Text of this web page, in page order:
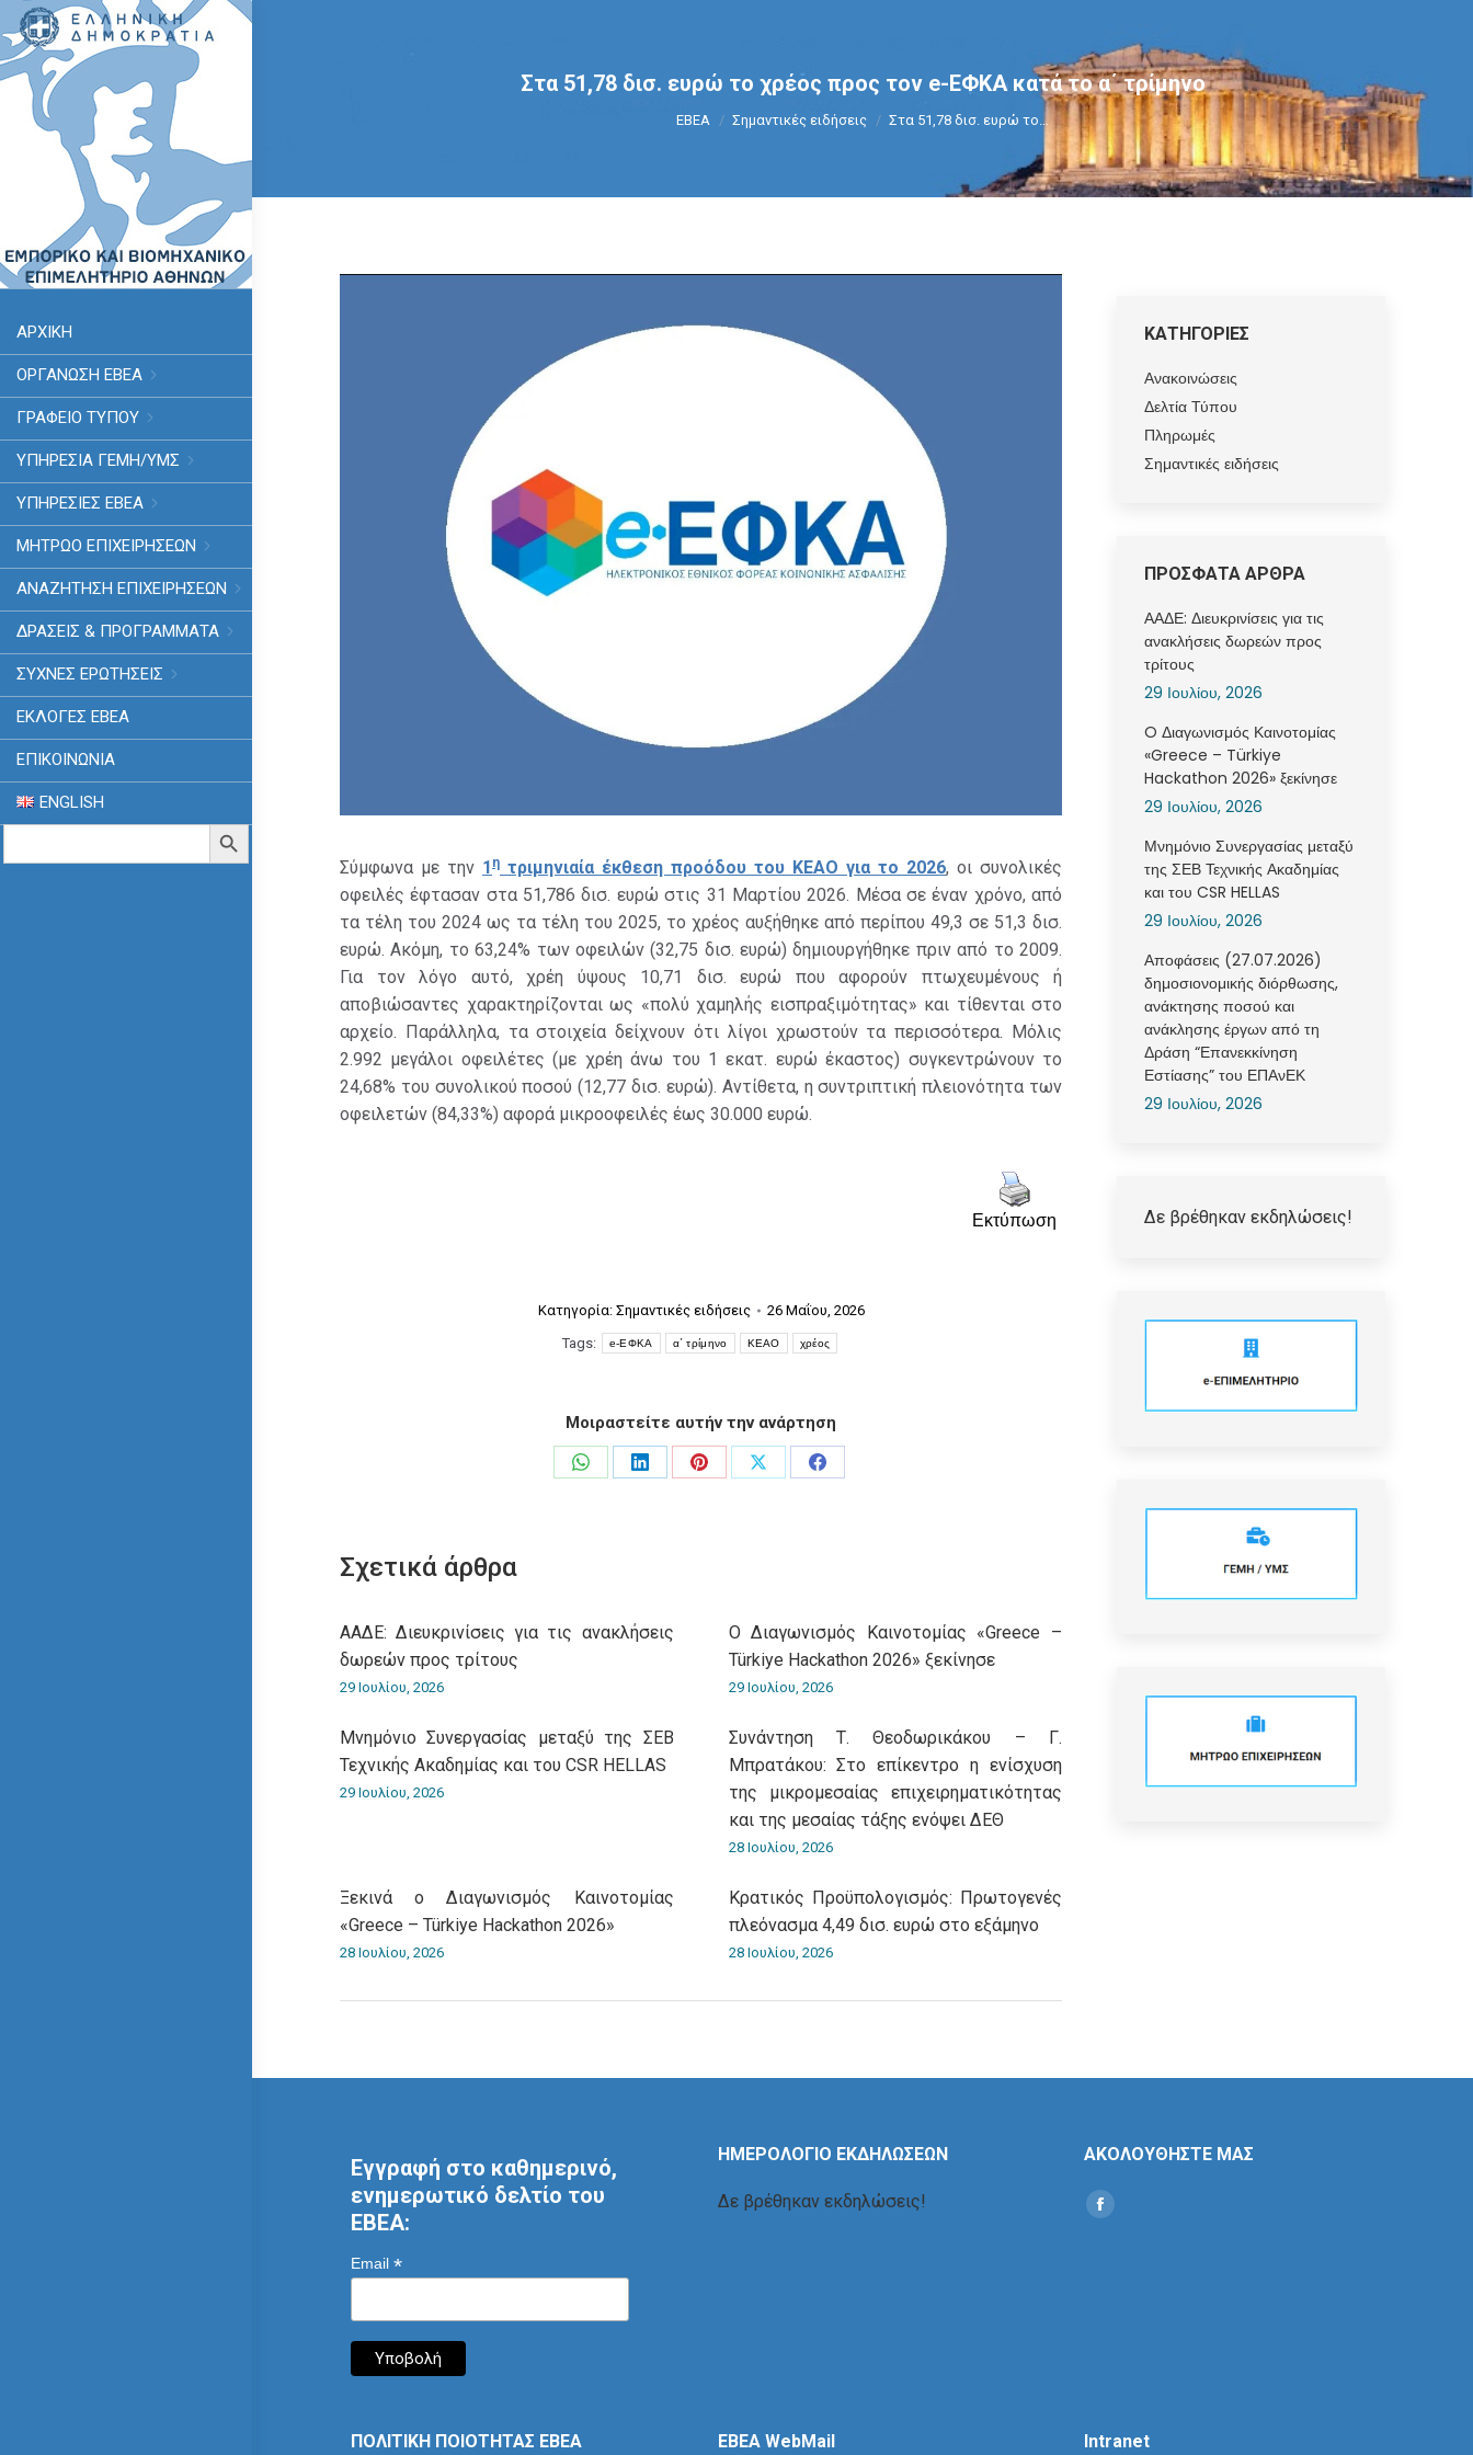
ΑΡΧΙΚΗ
ΟΡΓΑΝΩΣΗ ΕΒΕΑ
ΓΡΑΦΕΙΟ ΤΥΠΟΥ
ΥΠΗΡΕΣΊΑ ΓΕΜΗ/ΥΜΣ
ΥΠΗΡΕΣΙΕΣ ΕΒΕΑ
ΜΗΤΡΩΟ ΕΠΙΧΕΙΡΗΣΕΩΝ
ΑΝΑΖΗΤΗΣΗ ΕΠΙΧΕΙΡΗΣΕΩΝ
ΔΡΑΣΕΙΣ & ΠΡΟΓΡΑΜΜΑΤΑ
ΣΥΧΝΕΣ ΕΡΩΤΗΣΕΙΣ
ΕΚΛΟΓΈΣ ΕΒΕΑ
ΕΠΙΚΟΙΝΩΝΙΑ
ENGLISH
Search
Search Button
Στα 51,78 δισ. ευρώ το χρέος προς τον e-ΕΦΚΑ κατά το α΄ τρίμηνο
You are here:
ΕΒΕΑ Σημαντικές ειδήσεις Στα 51,78 δισ. ευρώ το…
Σύμφωνα με την 1 η τριμηνιαία έκθεση προόδου του ΚΕΑΟ για το 2026, οι συνολικές
οφειλές έφτασαν στα 51,786 δισ. ευρώ στις 31 Μαρτίου 2026. Μέσα σε έναν χρόνο, από
τα τέλη του 2024 ως τα τέλη του 2025, το χρέος αυξήθηκε από περίπου 49,3 σε 51,3 δισ.
ευρώ. Ακόμη, το 63,24% των οφειλών (32,75 δισ. ευρώ) δημιουργήθηκε πριν από το 2009.
Για τον λόγο αυτό, χρέη ύψους 10,71 δισ. ευρώ που αφορούν πτωχευμένους ή
αποβιώσαντες χαρακτηρίζονται ως «πολύ χαμηλής εισπραξιμότητας» και τίθενται στο
αρχείο. Παράλληλα, τα στοιχεία δείχνουν ότι λίγοι χρωστούν τα περισσότερα. Μόλις
2.992 μεγάλοι οφειλέτες (με χρέη άνω του 1 εκατ. ευρώ έκαστος) συγκεντρώνουν το
24,68% του συνολικού ποσού (12,77 δισ. ευρώ). Αντίθετα, η συντριπτική πλειονότητα των
οφειλετών (84,33%) αφορά μικροοφειλές έως 30.000 ευρώ.
Εκτύπωση
Κατηγορία: Σημαντικές ειδήσεις
26 Μαΐου, 2026
Tags:
e-ΕΦΚΑ α΄ τρίμηνο ΚΕΑΟ χρέος
Μοιραστείτε αυτήν την ανάρτηση
Share
Share
Share
Share
Share
Σχετικά άρθρα
ΑΑΔΕ: Διευκρινίσεις για τις ανακλήσεις
δωρεών προς τρίτους
29 Ιουλίου, 2026
O Διαγωνισμός Καινοτομίας «Greece –
Türkiye Hackathon 2026» ξεκίνησε
29 Ιουλίου, 2026
Μνημόνιο Συνεργασίας μεταξύ της ΣΕΒ
Τεχνικής Ακαδημίας και του CSR HELLAS
29 Ιουλίου, 2026
Συνάντηση Τ. Θεοδωρικάκου – Γ.
Μπρατάκου: Στο επίκεντρο η ενίσχυση
της μικρομεσαίας επιχειρηματικότητας
και της μεσαίας τάξης ενόψει ΔΕΘ
28 Ιουλίου, 2026
Ξεκινά ο Διαγωνισμός Καινοτομίας
«Greece – Türkiye Hackathon 2026»
28 Ιουλίου, 2026
Κρατικός Προϋπολογισμός: Πρωτογενές
πλεόνασμα 4,49 δισ. ευρώ στο εξάμηνο
28 Ιουλίου, 2026
ΚΑΤΗΓΟΡΙΕΣ
Ανακοινώσεις
Δελτία Τύπου
Πληρωμές
Σημαντικές ειδήσεις
ΠΡΟΣΦΑΤΑ ΑΡΘΡΑ
ΑΑΔΕ: Διευκρινίσεις για τις
ανακλήσεις δωρεών προς
τρίτους
29 Ιουλίου, 2026
O Διαγωνισμός Καινοτομίας
«Greece – Türkiye
Hackathon 2026» ξεκίνησε
29 Ιουλίου, 2026
Μνημόνιο Συνεργασίας μεταξύ
της ΣΕΒ Τεχνικής Ακαδημίας
και του CSR HELLAS
29 Ιουλίου, 2026
Αποφάσεις (27.07.2026)
δημοσιονομικής διόρθωσης,
ανάκτησης ποσού και
ανάκλησης έργων από τη
Δράση “Επανεκκίνηση
Εστίασης” του ΕΠΑνΕΚ
29 Ιουλίου, 2026
Δε βρέθηκαν εκδηλώσεις!
Εγγραφή στο καθημερινό,
ενημερωτικό δελτίο του
ΕΒΕΑ:
Email *
ΗΜΕΡΟΛΟΓΙΟ ΕΚΔΗΛΩΣΕΩΝ
Δε βρέθηκαν εκδηλώσεις!
ΑΚΟΛΟΥΘΗΣΤΕ ΜΑΣ
Find us on:
Social
ΠΟΛΙΤΙΚΗ ΠΟΙΟΤΗΤΑΣ ΕΒΕΑ EBEA WebMail Intranet